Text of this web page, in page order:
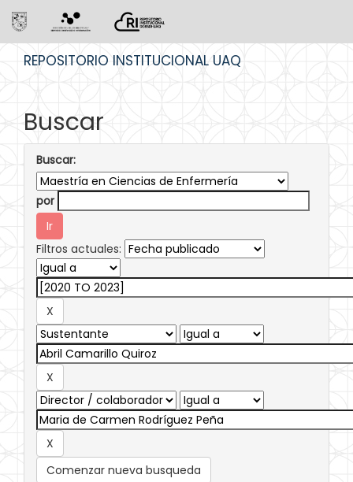
REPOSITORIO INSTITUCIONAL UAQ
Buscar
Buscar:
por
Filtros actuales:
Comenzar nueva busqueda